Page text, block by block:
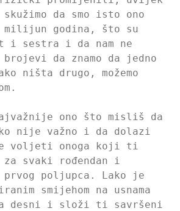
skužimo da smo isto ono
godina, što su
i sestra i da nam ne
da znamo da jedno
ništa drugo, možemo
ono što misliš da
nije važno i da dolazi
voljeti onoga koji ti
svaki rođendan i
poljupca. Lako je
smijehom na usnama
desni i složi ti savršeni